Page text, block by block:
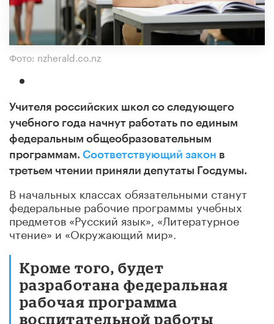
Фото: nzherald.co.nz
Учителя российских школ со следующего
учебного года начнут работать по единым
федеральным общеобразовательным
программам. Соответствующий закон в
третьем чтении приняли депутаты Госдумы.
В начальных классах обязательными станут
федеральные рабочие программы учебных
предметов «Русский язык», «Литературное
чтение» и «Окружающий мир».
Кроме того, будет
разработана федеральная
рабочая программа
воспитательной работы